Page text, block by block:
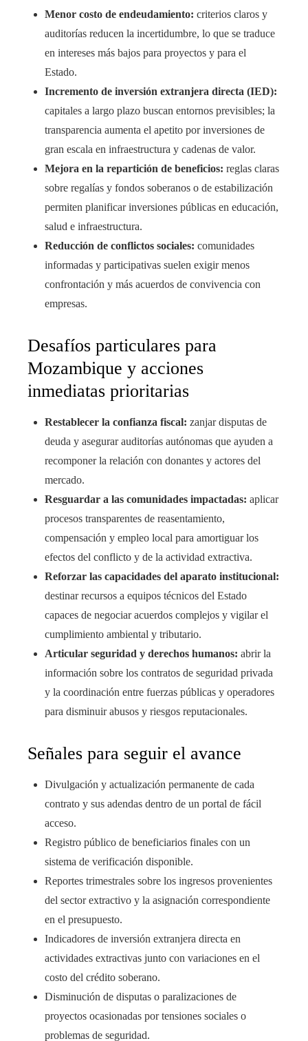
Menor costo de endeudamiento: criterios claros y
auditorías reducen la incertidumbre, lo que se traduce
en intereses más bajos para proyectos y para el
Estado.
Incremento de inversión extranjera directa (IED):
capitales a largo plazo buscan entornos previsibles; la
transparencia aumenta el apetito por inversiones de
gran escala en infraestructura y cadenas de valor.
Mejora en la repartición de beneficios: reglas claras
sobre regalías y fondos soberanos o de estabilización
permiten planificar inversiones públicas en educación,
salud e infraestructura.
Reducción de conflictos sociales: comunidades
informadas y participativas suelen exigir menos
confrontación y más acuerdos de convivencia con
empresas.
Desafíos particulares para
Mozambique y acciones
inmediatas prioritarias
Restablecer la confianza fiscal: zanjar disputas de
deuda y asegurar auditorías autónomas que ayuden a
recomponer la relación con donantes y actores del
mercado.
Resguardar a las comunidades impactadas: aplicar
procesos transparentes de reasentamiento,
compensación y empleo local para amortiguar los
efectos del conflicto y de la actividad extractiva.
Reforzar las capacidades del aparato institucional:
destinar recursos a equipos técnicos del Estado
capaces de negociar acuerdos complejos y vigilar el
cumplimiento ambiental y tributario.
Articular seguridad y derechos humanos: abrir la
información sobre los contratos de seguridad privada
y la coordinación entre fuerzas públicas y operadores
para disminuir abusos y riesgos reputacionales.
Señales para seguir el avance
Divulgación y actualización permanente de cada
contrato y sus adendas dentro de un portal de fácil
acceso.
Registro público de beneficiarios finales con un
sistema de verificación disponible.
Reportes trimestrales sobre los ingresos provenientes
del sector extractivo y la asignación correspondiente
en el presupuesto.
Indicadores de inversión extranjera directa en
actividades extractivas junto con variaciones en el
costo del crédito soberano.
Disminución de disputas o paralizaciones de
proyectos ocasionadas por tensiones sociales o
problemas de seguridad.